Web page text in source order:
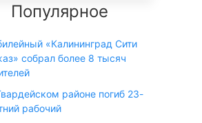
Популярное
«Калининград Сити
собрал более 8 тысяч
районе погиб 23-
рабочий